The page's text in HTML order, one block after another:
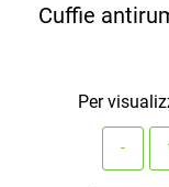
Cuffie
Per